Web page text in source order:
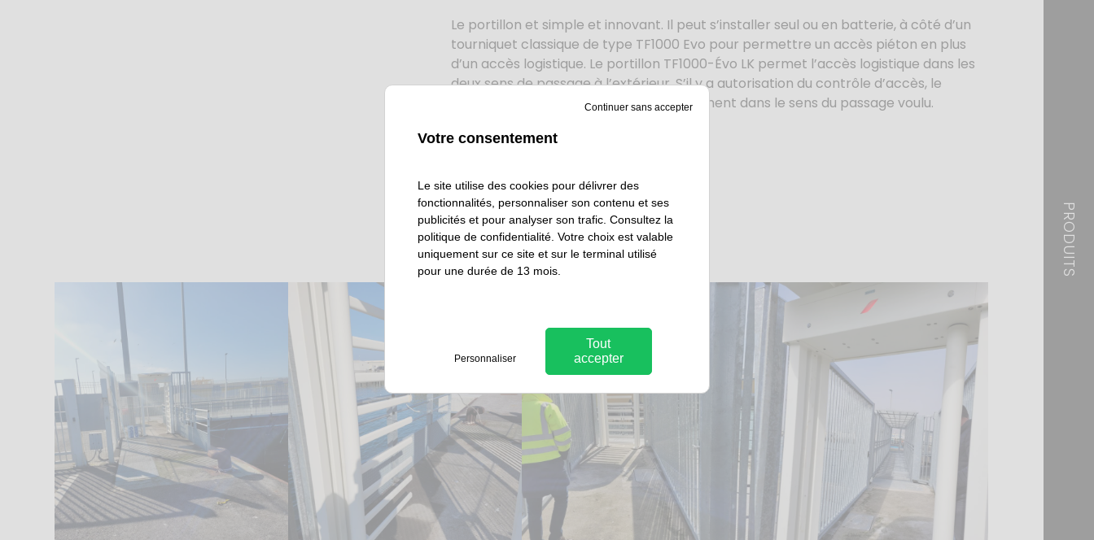
Le portillon et simple et innovant. Il peut s’installer seul ou en batterie, à côté d’un
tourniquet classique de type TF1000 Evo pour permettre un accès piéton en plus
d’un accès logistique. Le portillon TF1000-Évo LK permet l’accès logistique dans les
deux sens de passage à l’extérieur. S’il y a autorisation du contrôle d’accès, le
vantail se libère et s’actionne manuellement dans le sens du passage voulu.
PRODUITS
Votre consentement
Le site utilise des cookies pour délivrer des
fonctionnalités, personnaliser son contenu et ses
publicités et pour analyser son trafic. Consultez la
politique de confidentialité . Votre choix est valable
uniquement sur ce site et sur le terminal utilisé
pour une durée de 13 mois.
Tout
accepter
Personnaliser
Continuer sans accepter